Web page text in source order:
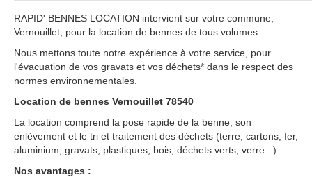
RAPID' BENNES LOCATION intervient sur votre commune,
Vernouillet, pour la location de bennes de tous volumes.
Nous mettons toute notre expérience à votre service, pour
l'évacuation de vos gravats et vos déchets* dans le respect des
normes environnementales.
Location de bennes Vernouillet 78540
La location comprend la pose rapide de la benne, son
enlèvement et le tri et traitement des déchets (terre, cartons, fer,
aluminium, gravats, plastiques, bois, déchets verts, verre...).
Nos avantages :